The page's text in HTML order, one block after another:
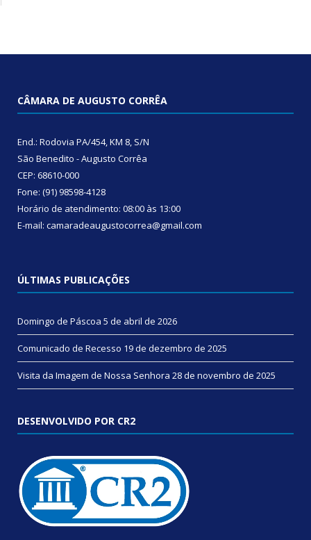
CÂMARA DE AUGUSTO CORRÊA
End.: Rodovia PA/454, KM 8, S/N
São Benedito - Augusto Corrêa
CEP: 68610-000
Fone: (91) 98598-4128
Horário de atendimento: 08:00 às 13:00
E-mail: camaradeaugustocorrea@gmail.com
ÚLTIMAS PUBLICAÇÕES
Domingo de Páscoa 5 de abril de 2026
Comunicado de Recesso 19 de dezembro de 2025
Visita da Imagem de Nossa Senhora 28 de novembro de 2025
DESENVOLVIDO POR CR2